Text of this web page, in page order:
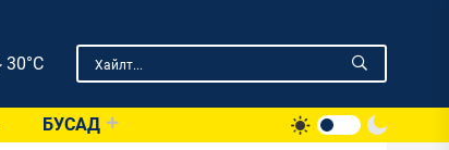
30°C
БУСАД